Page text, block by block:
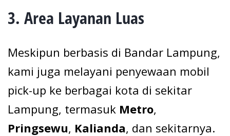
3. Area Layanan Luas
Meskipun berbasis di Bandar Lampung,
kami juga melayani penyewaan mobil
pick-up ke berbagai kota di sekitar
Lampung, termasuk Metro,
Pringsewu, Kalianda, dan sekitarnya.